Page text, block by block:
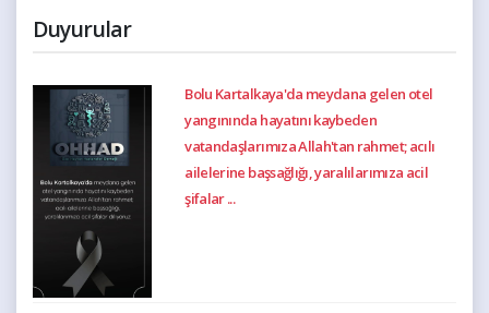
Duyurular
Bolu Kartalkaya'da meydana gelen otel
yangınında hayatını kaybeden
vatandaşlarımıza Allah'tan rahmet; acılı
ailelerine başsağlığı, yaralılarımıza acil
şifalar ...